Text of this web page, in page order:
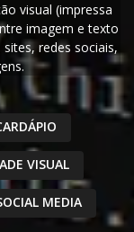
visual (impressa
imagem e texto
redes sociais,
VISUAL
MEDIA